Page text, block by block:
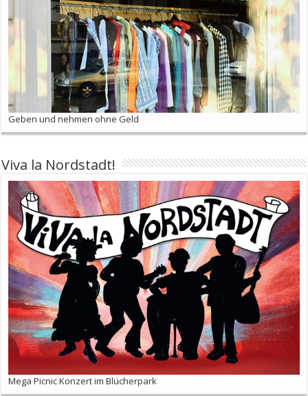
Geben und nehmen ohne Geld
Viva la Nordstadt!
Mega Picnic Konzert im Blücherpark